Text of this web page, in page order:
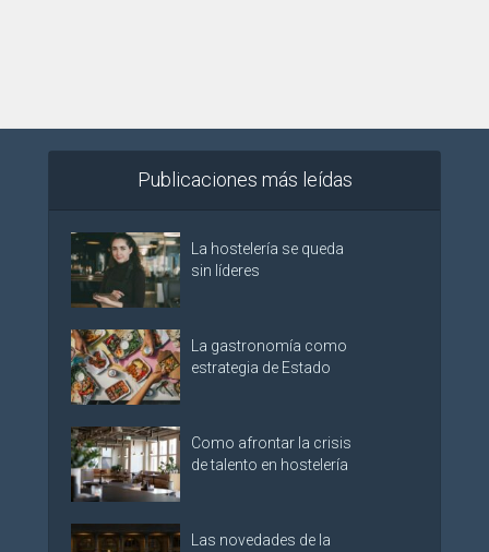
Publicaciones más leídas
La hostelería se queda
sin líderes
La gastronomía como
estrategia de Estado
Como afrontar la crisis
de talento en hostelería
Las novedades de la